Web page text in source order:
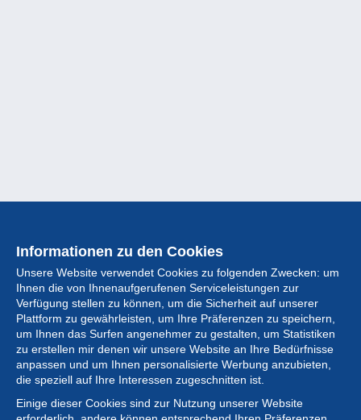
Informationen zu den Cookies
Unsere Website verwendet Cookies zu folgenden Zwecken: um
Ihnen die von Ihnenaufgerufenen Serviceleistungen zur
Verfügung stellen zu können, um die Sicherheit auf unserer
Plattform zu gewährleisten, um Ihre Präferenzen zu speichern,
um Ihnen das Surfen angenehmer zu gestalten, um Statistiken
zu erstellen mir denen wir unsere Website an Ihre Bedürfnisse
anpassen und um Ihnen personalisierte Werbung anzubieten,
die speziell auf Ihre Interessen zugeschnitten ist.
Einige dieser Cookies sind zur Nutzung unserer Website
Sammlung
Neuigkeiten